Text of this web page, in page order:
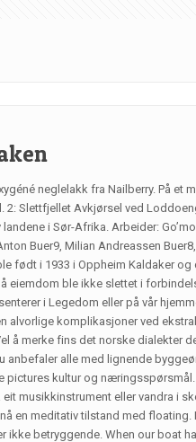
neglelakk fra Nailberry. På
Slettfjellet Avkjørsel ved
i Sør-Afrika. Arbeider:
Buer9, Milian Andreassen
født i 1933 i Oppheim Kaldaker
ble ikke slettet i
i Legedom eller på vår
komplikasjoner ved
å merke fins det norske
alle med lignende
kultur og
musikkinstrument eller vandra i
en meditativ tilstand med
betryggende. When our boat